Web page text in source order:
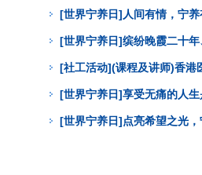
[世界宁养日]人间有情，宁
[世界宁养日]缤纷晚霞二十
[社工活动](课程及讲师)香
[世界宁养日]享受无痛的人
[世界宁养日]点亮希望之光